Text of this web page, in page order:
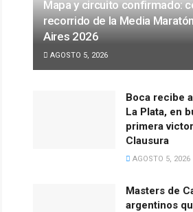
Mapa y circuito confirmado:
recorrido de la Media
Aires 2026
AGOSTO 5, 2026
Boca recibe
La Plata, en
primera
Clausura
AGOSTO 5, 2026
Masters de
argentinos